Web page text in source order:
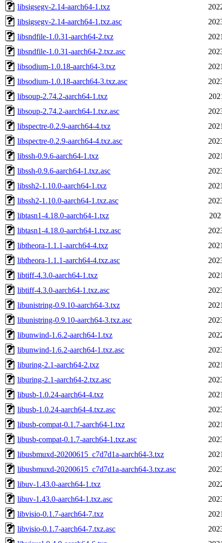
libsigsegv-2.14-aarch64-1.txz
libsigsegv-2.14-aarch64-1.txz.asc
libsndfile-1.0.31-aarch64-2.txz
libsndfile-1.0.31-aarch64-2.txz.asc
libsodium-1.0.18-aarch64-3.txz
libsodium-1.0.18-aarch64-3.txz.asc
libsoup-2.74.2-aarch64-1.txz
libsoup-2.74.2-aarch64-1.txz.asc
libspectre-0.2.9-aarch64-4.txz
libspectre-0.2.9-aarch64-4.txz.asc
libssh-0.9.6-aarch64-1.txz
libssh-0.9.6-aarch64-1.txz.asc
libssh2-1.10.0-aarch64-1.txz
libssh2-1.10.0-aarch64-1.txz.asc
libtasn1-4.18.0-aarch64-1.txz
libtasn1-4.18.0-aarch64-1.txz.asc
libtheora-1.1.1-aarch64-4.txz
libtheora-1.1.1-aarch64-4.txz.asc
libtiff-4.3.0-aarch64-1.txz
libtiff-4.3.0-aarch64-1.txz.asc
libunistring-0.9.10-aarch64-3.txz
libunistring-0.9.10-aarch64-3.txz.asc
libunwind-1.6.2-aarch64-1.txz
libunwind-1.6.2-aarch64-1.txz.asc
liburing-2.1-aarch64-2.txz
liburing-2.1-aarch64-2.txz.asc
libusb-1.0.24-aarch64-4.txz
libusb-1.0.24-aarch64-4.txz.asc
libusb-compat-0.1.7-aarch64-1.txz
libusb-compat-0.1.7-aarch64-1.txz.asc
libusbmuxd-20200615_c7d7d1a-aarch64-3.txz
libusbmuxd-20200615_c7d7d1a-aarch64-3.txz.asc
libuv-1.43.0-aarch64-1.txz
libuv-1.43.0-aarch64-1.txz.asc
libvisio-0.1.7-aarch64-7.txz
libvisio-0.1.7-aarch64-7.txz.asc